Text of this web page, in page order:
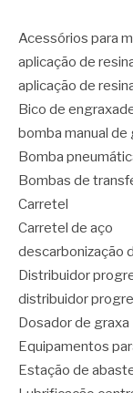
Acessórios para
aplicação de
aplicação de
Bico de
bomba manual de
Bomba
Bombas de
Carretel
Carretel de aço
descarbonização
Distribuidor
distribuidor
Dosador de graxa
Equipamentos
Estação de